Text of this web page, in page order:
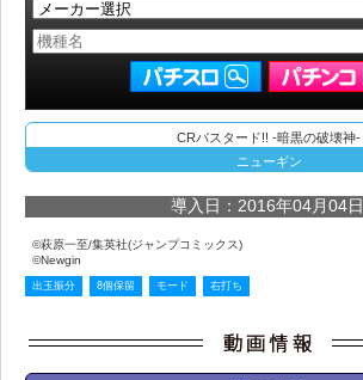
CRバスタード!! -暗黒の破壊神-
ニューギン
導入日：2016年04月04日
©萩原一至/集英社(ジャンプコミックス)
©Newgin
出玉振分 8個保留 モード 右打ち